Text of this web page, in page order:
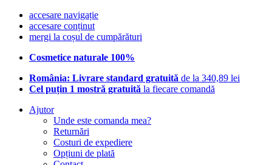
accesare navigație
accesare conținut
mergi la coșul de cumpărături
Cosmetice naturale 100%
România: Livrare standard gratuită de la 340,89 lei
Cel puțin 1 mostră gratuită la fiecare comandă
Ajutor
Unde este comanda mea?
Returnări
Costuri de expediere
Opțiuni de plată